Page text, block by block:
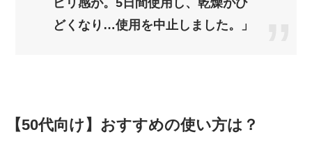
どくなり…使用を中止しました。」
【50代向け】おすすめの使い方は？